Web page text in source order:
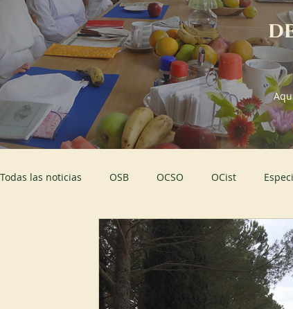
Todas las noticias OSB OCSO OCist